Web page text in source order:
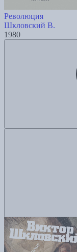
Революция
Шкловский В.
1980